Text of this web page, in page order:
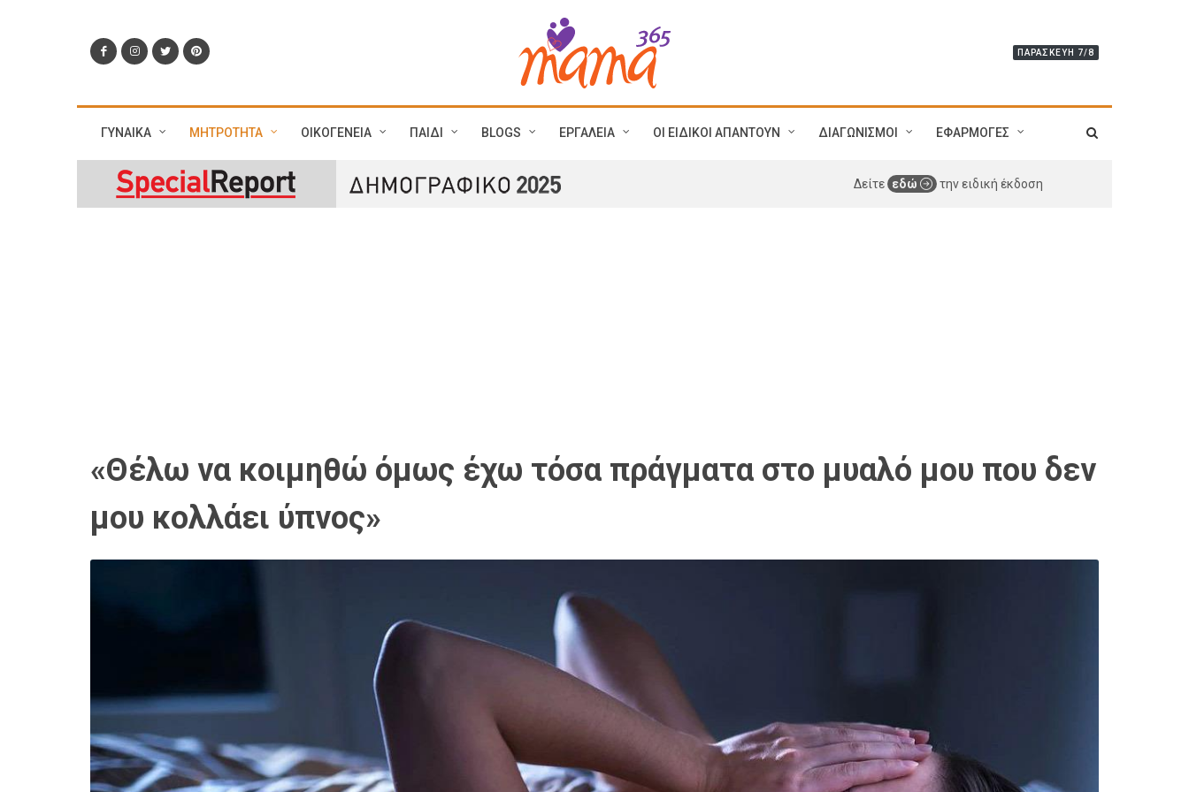
ΠΑΡΑΣΚΕΥΉ 7/8
ΓΥΝΑΙΚΑ ΜΗΤΡΟΤΗΤΑ ΟΙΚΟΓΕΝΕΙΑ ΠΑΙΔΙ BLOGS ΕΡΓΑΛΕΙΑ ΟΙ ΕΙΔΙΚΟΙ ΑΠΑΝΤΟΥΝ ΔΙΑΓΩΝΙΣΜΟΙ ΕΦΑΡΜΟΓΕΣ
Δείτε εδώ την ειδική έκδοση
«Θέλω να κοιμηθώ όμως έχω τόσα πράγματα στο μυαλό μου που δεν
μου κολλάει ύπνος»